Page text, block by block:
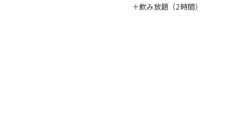
＋飲み放題（2時間）